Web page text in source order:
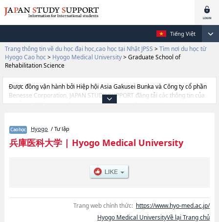
Tiếng Việt
Trang thông tin về du học đại học,cao học tại Nhật JPSS > Tìm nơi du học từ
Hyogo Cao học > Hyogo Medical University> Graduate School of
Rehabilitation Science
Được đồng vận hành bởi Hiệp hội Asia Gakusei Bunka và Công ty cổ phần
Benesse Corporation, JAPAN STUDY SUPPORT đăng tải các thông tin của
khoảng 1.300 trường đại học, cao học, trường đại học ngắn hạn, trường
thông tin cần thiết dành cho du học sinh, như là về các Graduate School of
MedicinehoặcGraduate School of PharmacyhoặcGraduate School of
NursinghoặcGraduate School of Rehabilitation Science, thông tin về từng
sinh, số lượng trúng tuyển, cở sở trang thiết bị, hướng dẫn địa điểm v.v...
Hyogo / Tư lập
兵庫医科大学| Hyogo Medical University
Trang web chính thức: https://www.hyo-med.ac.jp/
Hyogo Medical UniversityVề lại Trang chủ